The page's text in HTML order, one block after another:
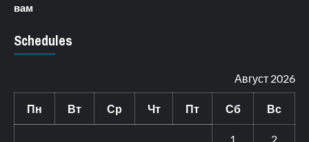
вам
Schedules
Август 2026
Пн Вт Ср Чт Пт Сб Вс
1 2